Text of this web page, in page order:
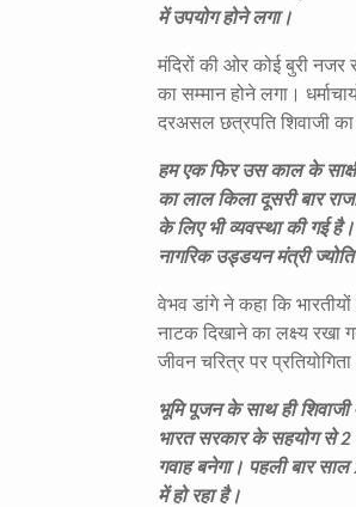
में उपयोग होने लगा।
मंदिरों की ओर कोई बुरी नजर
का सम्मान होने लगा।
दरअसल छत्रपति शिवाजी का
हम एक फिर उस काल के
का लाल किला दूसरी बार
के लिए भी व्यवस्था की गई
नागरिक उड्डयन मंत्री
वेभव डांगे ने कहा कि
नाटक दिखाने का लक्ष्य रखा
जीवन चरित्र पर
भूमि पूजन के साथ ही
भारत सरकार के सहयोग से 2
गवाह बनेगा। पहली बार
में हो रहा है।